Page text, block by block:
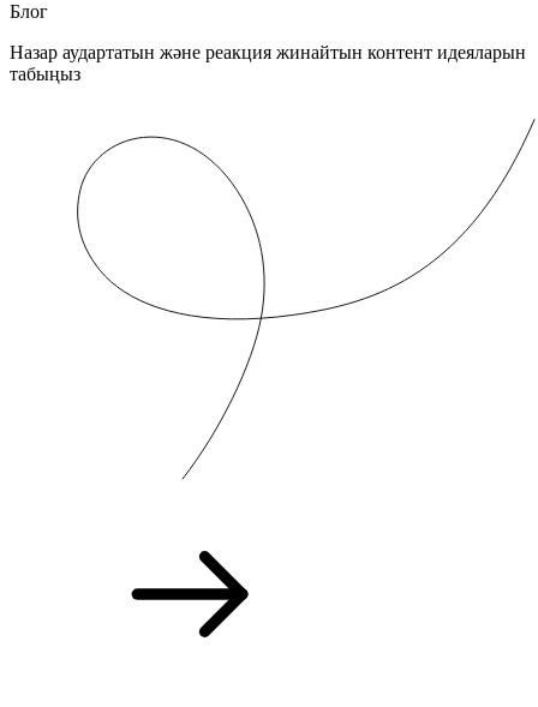
Блог
Назар аудартатын және реакция жинайтын контент идеяларын
табыңыз